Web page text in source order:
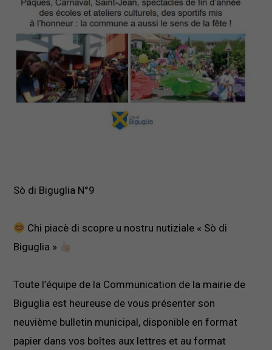
Sò di Biguglia N°9
Chi piacè di scopre u nostru nutiziale « Sò di
Biguglia »
Toute l’équipe de la Communication de la mairie de
Biguglia est heureuse de vous présenter son
neuvième bulletin municipal, disponible en format
papier dans vos boîtes aux lettres et au format